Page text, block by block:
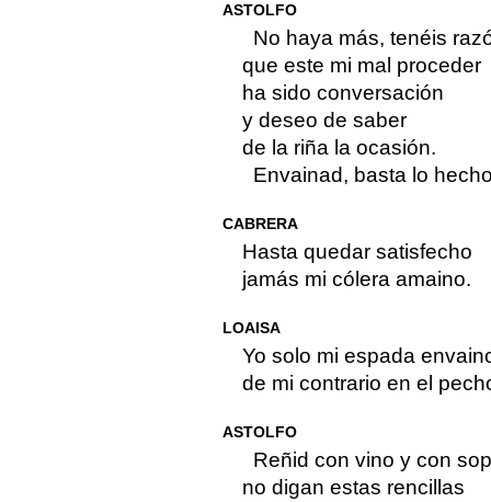
ASTOLFO
No haya más, tenéis
que este mi mal proceder
ha sido conversación
y deseo de saber
de la riña la ocasión.
Envainad, basta lo
CABRERA
Hasta quedar satisfecho
jamás mi cólera amaino.
LOAISA
Yo solo mi espada
de mi contrario en el
ASTOLFO
Reñid con vino y con
no digan estas rencillas